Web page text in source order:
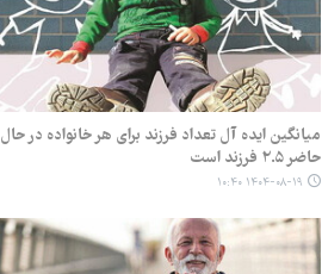
میانگین ایده آل تعداد فرزند برای هر خانواده در حال
حاضر ۲.۵ فرزند است
۱۴۰۴-۰۸-۱۹ ۱۰:۴۰